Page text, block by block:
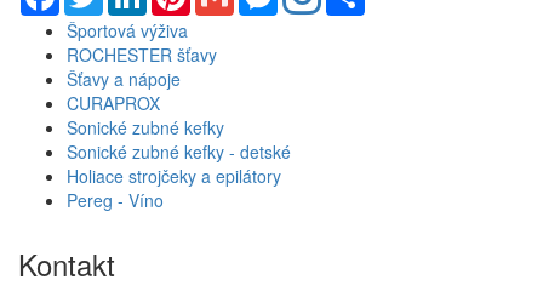
Športová výživa
ROCHESTER šťavy
Šťavy a nápoje
CURAPROX
Sonické zubné kefky
Sonické zubné kefky - detské
Holiace strojčeky a epilátory
Pereg - Víno
Kontakt